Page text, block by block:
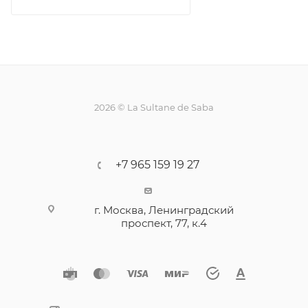
2026 © La Sultane de Saba
+7 965 159 19 27
г. Москва, Ленинградский
проспект, 77, к.4